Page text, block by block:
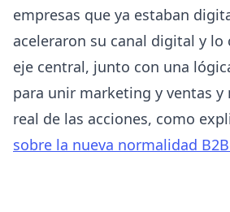
empresas que ya estaban
aceleraron su canal digital y
eje central, junto con una
para unir marketing y ventas
real de las acciones, como
sobre la nueva normalidad